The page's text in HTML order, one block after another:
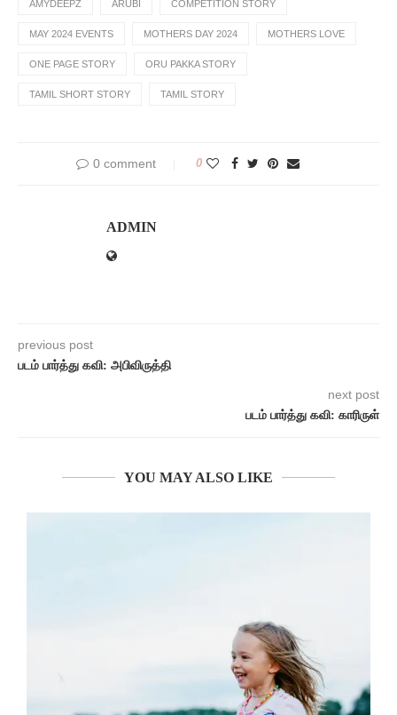
AMYDEEPZ ARUBI COMPETITION STORY
MAY 2024 EVENTS MOTHERS DAY 2024 MOTHERS LOVE
ONE PAGE STORY ORU PAKKA STORY
TAMIL SHORT STORY TAMIL STORY
0 comment 0
ADMIN
previous post
படம் பார்த்து கவி: அபிவிருத்தி
next post
படம் பார்த்து கவி: காரிருள்
YOU MAY ALSO LIKE